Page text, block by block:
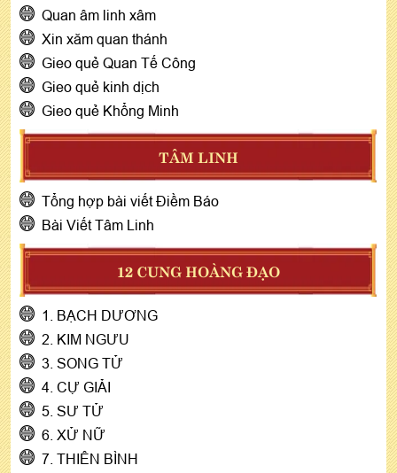
Quan âm linh xâm
Xin xăm quan thánh
Gieo quẻ Quan Tế Công
Gieo quẻ kinh dịch
Gieo quẻ Khổng Minh
TÂM LINH
Tổng hợp bài viết Điềm Báo
Bài Viết Tâm Linh
12 CUNG HOÀNG ĐẠO
1. BẠCH DƯƠNG
2. KIM NGƯU
3. SONG TỬ
4. CỰ GIẢI
5. SƯ TỬ
6. XỬ NỮ
7. THIÊN BÌNH